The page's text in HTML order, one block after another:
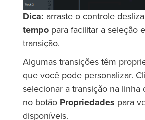
Dica: arraste o controle
tempo para facilitar a seleção
transição.
Algumas transições têm
que você pode personalizar.
selecionar a transição na
no botão Propriedades para
disponíveis.